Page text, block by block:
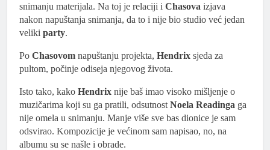
snimanju materijala. Na toj je relaciji i Chasova izjava
nakon napuštanja snimanja, da to i nije bio studio već jedan
veliki party.
Po Chasovom napuštanju projekta, Hendrix sjeda za
pultom, počinje odiseja njegovog života.
Isto tako, kako Hendrix nije baš imao visoko mišljenje o
muzičarima koji su ga pratili, odsutnost Noela Readinga ga
nije omela u snimanju. Manje više sve bas dionice je sam
odsvirao. Kompozicije je većinom sam napisao, no, na
albumu su se našle i obrade.